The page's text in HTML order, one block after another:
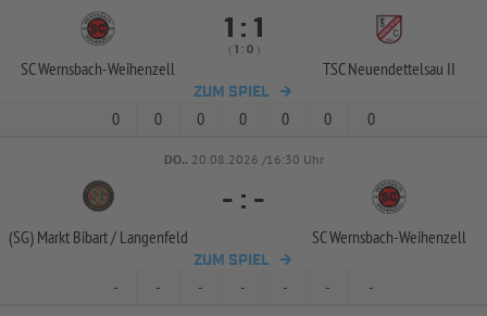
SC Wernsbach-Weihenzell
 : 
(  :  )
TSC Neuendettelsau II
ZUM SPIEL
0 0 0 0 0 0 0
DO.. 20.08.2026 /16:30 Uhr
(SG) Markt Bibart /Langenfeld
- : -
SC Wernsbach-Weihenzell
ZUM SPIEL
- - - - - - -